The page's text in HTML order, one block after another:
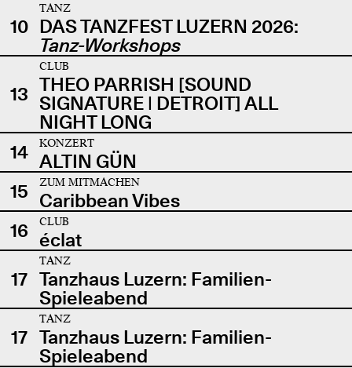
10
TANZ
DAS TANZFEST LUZERN 2026:
Tanz-Workshops
13
CLUB
THEO PARRISH [SOUND
SIGNATURE | DETROIT] ALL
NIGHT LONG
14
KONZERT
ALTIN GÜN
15
ZUM MITMACHEN
Caribbean Vibes
16
CLUB
éclat
17
TANZ
Tanzhaus Luzern: Familien-
Spieleabend
17
TANZ
Tanzhaus Luzern: Familien-
Spieleabend